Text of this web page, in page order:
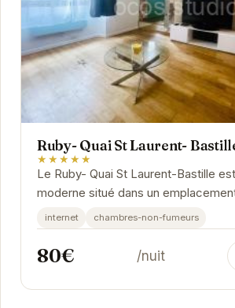
Ruby- Quai St Laurent-
★★★★★
Le Ruby- Quai St Laurent-Bastille
moderne situé dans un
Grenoble. Il propose des chambres
internet chambres-non-fumeurs
80€ /nuit